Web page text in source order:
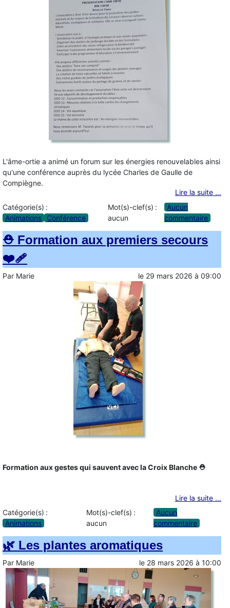
L'âme-ortie a animé un forum sur les énergies renouvelables ainsi
qu'une conférence auprès du lycée Charles de Gaulle de
Compiègne.
Lire la suite …
Catégorie(s) :
Animations
Conférence
Mot(s)-clef(s) :
aucun
Aucun
commentaire
⛑️ Formation aux premiers secours
❤️‍🩹
Par Marie le 29 mars 2026 à 09:00
Formation aux gestes qui sauvent avec la Croix Blanche ⛑️
Lire la suite …
Catégorie(s) :
Animations
Mot(s)-clef(s) :
aucun
Aucun
commentaire
🌿 Les plantes aromatiques
Par Marie le 28 mars 2026 à 10:00